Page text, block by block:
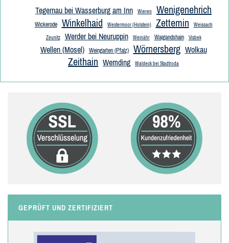
Tegernau bei Wasserburg am Inn Wieren Wenigenehrich
Wickerode Winkelhaid Westermoor (Holstein) Zettemin Weissach
Zeunitz Werder bei Neuruppin Weinähr Waigandshain Visbek
Wellen (Mosel) Weingarten (Pfalz) Wörnersberg Wolkau
Zeithain Wemding Waldeck bei Stadtroda
GEPRÜFT UND ZERTIFIZIERT